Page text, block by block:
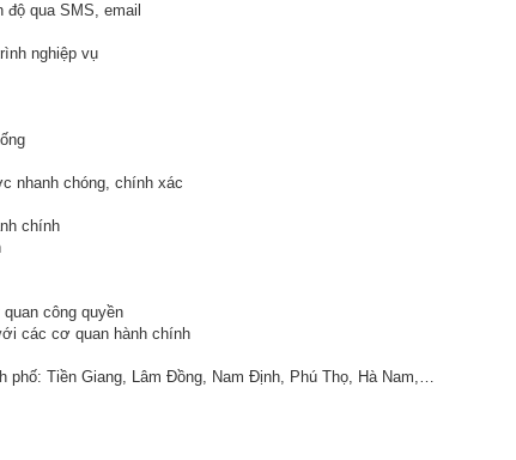
qua SMS, email
nghiệp vụ
nhanh chóng, chính xác
chính
công quyền
các cơ quan hành chính
phố: Tiền Giang, Lâm Đồng, Nam Định, Phú Thọ, Hà Nam,…